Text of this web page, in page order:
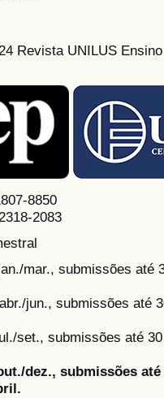
Revista UNILUS
8850
2083
mar., submissões até
jun., submissões até
set., submissões até
dez., submissões